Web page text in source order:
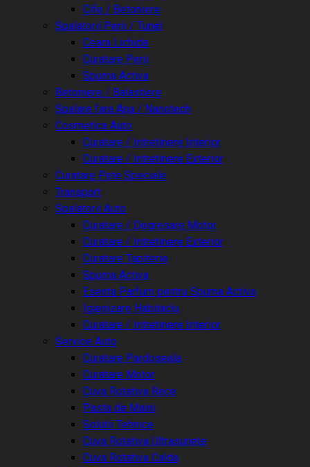
Cife / Betoniere
Spalatorii Perii / Tunel
Ceara Lichida
Curatare Perii
Spuma Activa
Betoniere / Balastiere
Spalare fara Apa / Nanotech
Cosmetica Auto
Curatare / Intretinere Interior
Curatare / Intretinere Exterior
Curatare Pete Speciale
Transport
Spalatorii Auto
Curatare / Degresare Motor
Curatare / Intretinere Exterior
Curatare Tapiterie
Spuma Activa
Esenta Parfum pentru Spuma Activa
Igienizare Habitaclu
Curatare / Intretinere Interior
Service Auto
Curatare Pardoseala
Curatare Motor
Cuva Rotativa Rece
Pasta de Maini
Solutii Tehnice
Cuva Rotativa Ultrasunete
Cuva Rotativa Calda